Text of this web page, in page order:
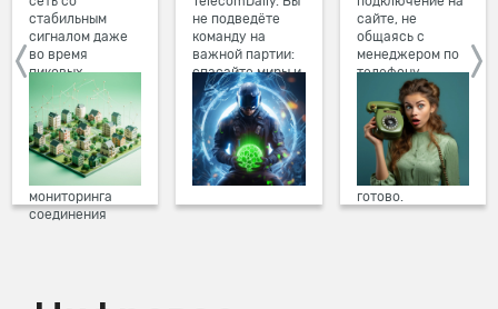
стабильным
сигналом даже
во время
пиковых
нагрузок в
вечернее время.
Мы постоянно
обновляем наше
оборудование в
домах, а система
мониторинга
соединения
не подведёте
команду на
важной партии:
спасайте миры и
побеждайте с
друзьями в
онлайн-играх.
сайте, не
общаясь с
менеджером по
телефону.
Просто в три
клика заполните
форму заявки на
сайте, выберите
дату и время
подключения,
готово.